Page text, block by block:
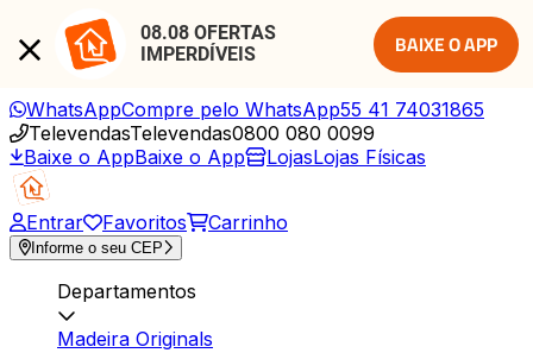
08.08 OFERTAS
IMPERDÍVEIS
BAIXE O APP
WhatsAppCompre pelo WhatsApp55 41 74031865
TelevendasTelevendas0800 080 0099
Baixe o AppBaixe o App LojasLojas Físicas
Entrar Favoritos Carrinho
Informe o seu CEP
Departamentos
Madeira Originals